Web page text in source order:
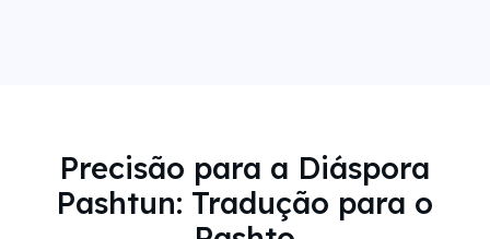
Precisão para a Diáspora
Pashtun: Tradução para o